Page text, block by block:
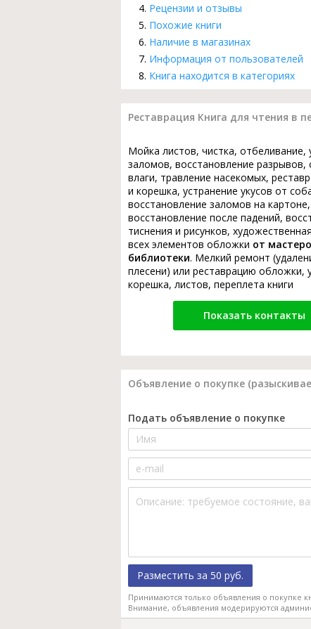
Рецензии и отзывы
Похожие книги
Наличие в магазинах
Информация от пользователей
Книга находится в категориях
Реставрация Книга для чтения в
Мойка листов, чистка, отбеливание,
заломов, восстановление разрывов,
влаги, травление насекомых,
и корешка, устранение укусов от
восстановление заломов на картоне,
восстановление после падений,
тиснения и рисунков,
всех элементов обложки от
библиотеки. Мелкий ремонт
плесени) или реставрацию обложки,
корешка, листов, переплета книги
Показать контакты
Объявление о покупке
Подать объявление о покупке
Разместить за 50 руб.
Принимаются только объявления о покупке
Внимание, объявления модерируются